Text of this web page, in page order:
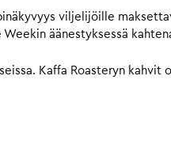
viljelijöille
äänestyksessä
Kaffa Roasteryn